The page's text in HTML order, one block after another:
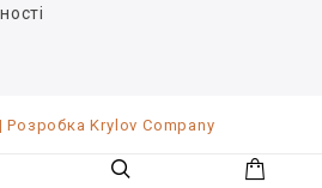
Krylov Company